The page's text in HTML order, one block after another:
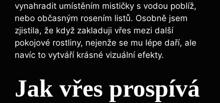
vynahradit umístěním mističky s vodou poblíž,
nebo občasným rosením listů. Osobně jsem
zjistila, že když zakladuji vřes mezi další
pokojové rostliny, nejenže se mu lépe daří, ale
navíc to vytváří krásné vizuální efekty.
Jak vřes prospívá